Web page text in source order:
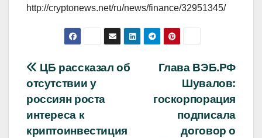
http://cryptonews.net/ru/news/finance/32951345/
Навигация
по
записям
Глава ВЭБ.РФ
Шувалов:
госкорпорация
подписала
договор о
ЦБ рассказал об
отсутствии у
россиян роста
интереса к
криптоинвестиция